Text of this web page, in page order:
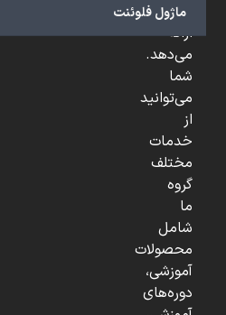
ماژول فلوئنت
...
ارائه
می‌دهد.
شما
می‌توانید
از
خدمات
مختلف
گروه
ما
شامل
محصولات
آموزشی،
دوره‌های